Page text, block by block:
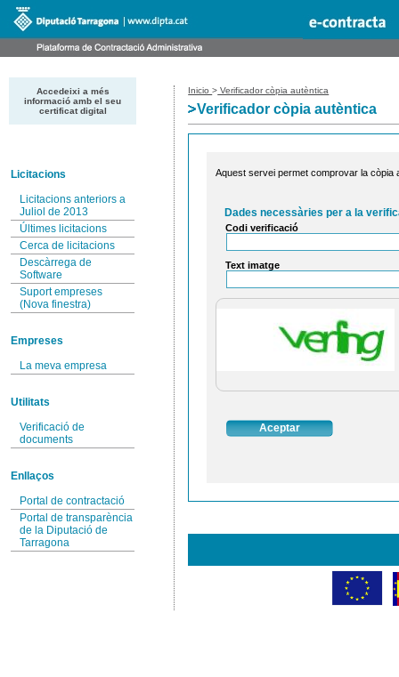
Accedeixi a més
informació amb el seu
certificat digital
Licitacions
Licitacions anteriors a
Juliol de 2013
Últimes licitacions
Cerca de licitacions
Descàrrega de
Software
Suport empreses
(Nova finestra)
Empreses
La meva empresa
Utilitats
Verificació de
documents
Enllaços
Portal de contractació
Portal de transparència
de la Diputació de
Tarragona
Inicio> Verificador còpia autèntica
Verificador còpia autèntica
Aquest servei permet comprovar la còpia
Dades necessàries per a la
Codi verificació
Text imatge